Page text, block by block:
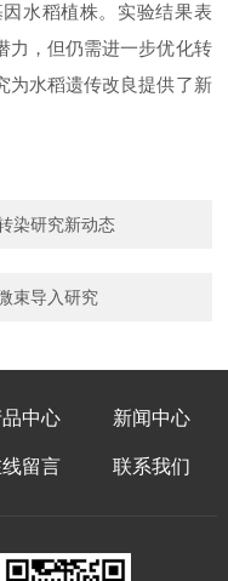
水稻植株。实验结果表
力，但仍需进一步优化转
为水稻遗传改良提供了新
染研究新动态
束导入研究
中心 新闻中心
留言 联系我们